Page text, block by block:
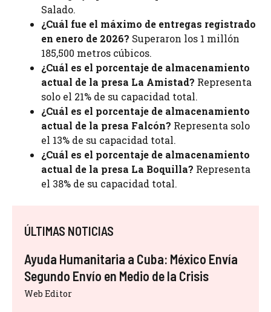
Salado.
¿Cuál fue el máximo de entregas registrado
en enero de 2026? Superaron los 1 millón
185,500 metros cúbicos.
¿Cuál es el porcentaje de almacenamiento
actual de la presa La Amistad? Representa
solo el 21% de su capacidad total.
¿Cuál es el porcentaje de almacenamiento
actual de la presa Falcón? Representa solo
el 13% de su capacidad total.
¿Cuál es el porcentaje de almacenamiento
actual de la presa La Boquilla? Representa
el 38% de su capacidad total.
ÚLTIMAS NOTICIAS
Ayuda Humanitaria a Cuba: México Envía
Segundo Envío en Medio de la Crisis
Web Editor